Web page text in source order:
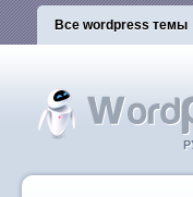
Все wordpress темы